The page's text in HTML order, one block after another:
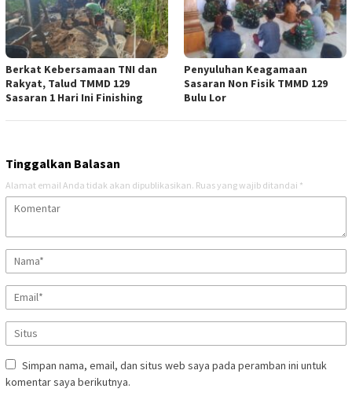
Berkat Kebersamaan TNI dan
Rakyat, Talud TMMD 129
Sasaran 1 Hari Ini Finishing
Penyuluhan Keagamaan
Sasaran Non Fisik TMMD 129
Bulu Lor
Tinggalkan Balasan
Alamat email Anda tidak akan dipublikasikan. Ruas yang wajib ditandai *
Simpan nama, email, dan situs web saya pada peramban ini untuk
komentar saya berikutnya.